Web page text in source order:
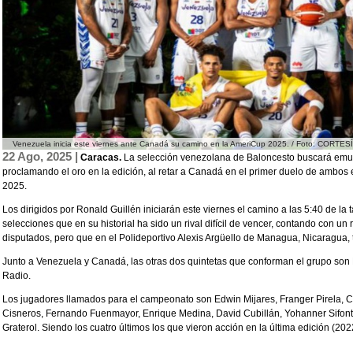
Venezuela inicia este viernes ante Canadá su camino en la AmeriCup 2025. / Foto:
22 Ago, 2025 | Caracas. La selección venezolana de Baloncesto buscará
proclamando el oro en la edición, al retar a Canadá en el primer duelo de ambos
2025.
Los dirigidos por Ronald Guillén iniciarán este viernes el camino a las 5:40 de la
selecciones que en su historial ha sido un rival difícil de vencer, contando con un
disputados, pero que en el Polideportivo Alexis Argüello de Managua,
Junto a Venezuela y Canadá, las otras dos quintetas que conforman el grupo
Radio.
Los jugadores llamados para el campeonato son Edwin Mijares, Franger Pirela,
Cisneros, Fernando Fuenmayor, Enrique Medina, David Cubillán, Yohanner
Graterol. Siendo los cuatro últimos los que vieron acción en la última edición